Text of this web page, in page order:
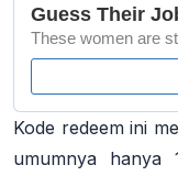
Kode redeem ini
umumnya hanya